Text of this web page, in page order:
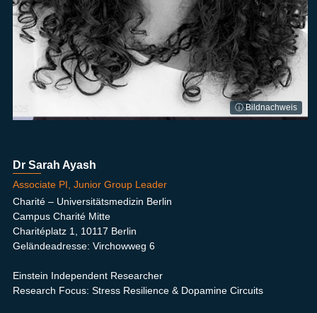
ⓘ Bildnachweis
Dr Sarah Ayash
Associate PI, Junior Group Leader
Charité – Universitätsmedizin Berlin
Campus Charité Mitte
Charitéplatz 1, 10117 Berlin
Geländeadresse: Virchowweg 6
Einstein Independent Researcher
Research Focus: Stress Resilience & Dopamine Circuits